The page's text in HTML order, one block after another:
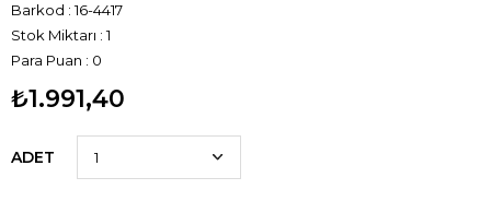
Barkod : 16-4417
Stok Miktarı : 1
Para Puan : 0
₺1.991,40
ADET